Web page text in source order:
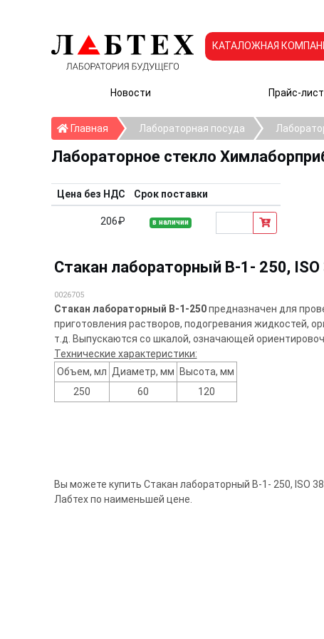
КАТАЛОЖНАЯ
Новости Прайс-лист
ГлавнаяГлавнаяЛабораторная посуда
Лабораторное стекло
Цена без НДС Срок поставки
206₽ в наличии
Стакан лабораторный В-1- 250,
0026705
Стакан лабораторный В-1-250предназначен для
приготовления растворов, подогревания жидкостей,
т.д. Выпускаются со шкалой, означающей
Технические характеристики:
Объем, мл Диаметр, мм
Высота, мм
250
60 120
Вы можете купить Стакан лабораторный В-1- 250, ISO
Лабтех по наименьшей цене.